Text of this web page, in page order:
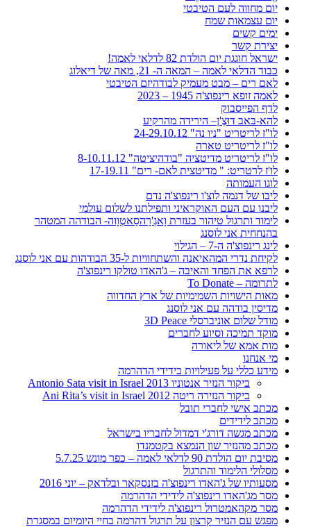
יום מחווה לעם הטיבטי
יום עצמאות שמח
ימים קשים
יצירת קשר
ישראל חוגגת יום הולדת 82 לדלאי לאמה!
כבוד הדלאי לאמה – המאה ה- 21, מאה של דיאלוג
לאם רים – מבט מעמיק לבודהיזם הטיבטי
לאמה זופא רינפוצ'ה 1945 – 2023
לדף הפייסבוק
להא-בּאב דוּצֶ'ן– הירידה מהרקיע
לו"ז לריטריט "ניו נה" 24-29.10.12
לו"ז לריטריט טארה
לו"ז לריטריט מדיטציה "בודהיציטה" 8-10.11.12
לו'ז לרטריט: " מדיטצית לאם- רים" 17-19.11
לוגו העמותה
ליבו של דנמה לוצ'ו רינפוצ'ה נדם
ליבנו עם העם האוקראיני ותפילתנו לשלום עולמי
לימוד ותרגול טיהור בעזרת וָאגְ'רָהסַאטְוָוה- הבודהה המטהר
בהנחחית אני לוסנג
לינג רינפוצ'ה ה-7 – הגילוי
לקיחת נדרי המהאיאנה והשתחוויות ל-35 הבודהות עם אני לוסנג
לרפא את הפחד והאיבה – ג'האדו טולקו רינפוצ'ה
לתרומה – To Donate
מאות הישויות השמימיות של ארץ החדווה
מדיסין בודהה עם אני לוסנג
מודל שלום אוניברסלי 3D Peace
מוקד תמיכה וסיוע לחברים
מות אמא של ליאורה
מי אנחנו
מידע כללי על פעילויות בידידי הדהרמה
ביקור הנזיר אנטוניו 2013 Antonio Sata visit in Israel
ביקור הנזירה ריטה 2012 Ani Rita’s visit in Israel
מכתב אישי לחברי תובל
מכתב לידידים
מכתב מגשה דורג'י דמדול לחבריו בישראל
מכתב מהנזיר שון הנמצא בקטמנדו
מסיבת יום הולדת 90 לדלאי לאמה – כפר מונש 5.7.25
מסלולי הלימוד והתרגול
מסעותיו של ג'האדו רינפוצ'ה בזנסקאר ובלדאק – יוני 2016
מסר מג'האדו רינפוצ'ה לידידי הדהרמה
מסר מקהאמטרול רינפוצ'ה לידידי הדהרמה
מפגש עם הנזיר קרצון על תרגול דהרמה בחיי היומיום במסגרת